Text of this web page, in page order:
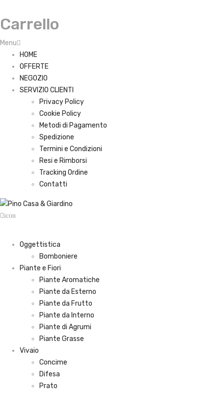
Carrello
Menu
HOME
OFFERTE
NEGOZIO
SERVIZIO CLIENTI
Privacy Policy
Cookie Policy
Metodi di Pagamento
Spedizione
Termini e Condizioni
Resi e Rimborsi
Tracking Ordine
Contatti
icon
Oggettistica
Bomboniere
Piante e Fiori
Piante Aromatiche
Piante da Esterno
Piante da Frutto
Piante da Interno
Piante di Agrumi
Piante Grasse
Vivaio
Concime
Difesa
Prato